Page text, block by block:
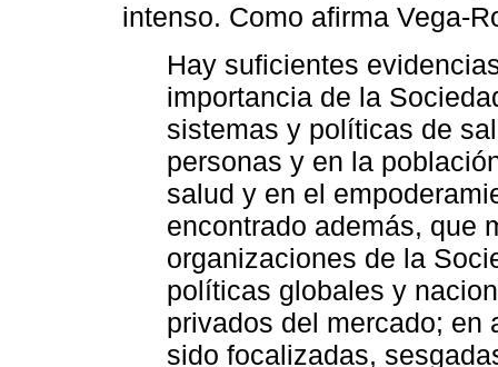
intenso. Como afirma Vega-
Hay suficientes
importancia de la
sistemas y políticas de
personas y en la
salud y en el
encontrado además, que
organizaciones de la
políticas globales y
privados del mercado; en
sido focalizadas,